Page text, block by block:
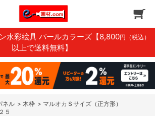
水彩絵具 パールカラーズ 【8,800円（税込）
以上で送料無料】
ネル > 木枠 > マルオカＳサイズ（正方形）
５